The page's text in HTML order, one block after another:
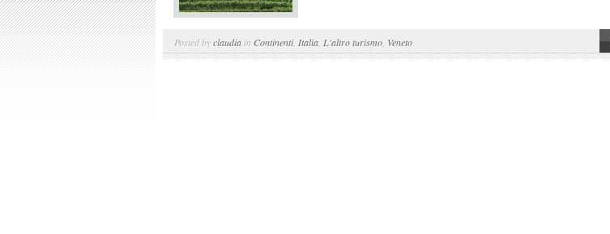
Posted byclaudia in Continenti, Italia L'altro turismo Veneto